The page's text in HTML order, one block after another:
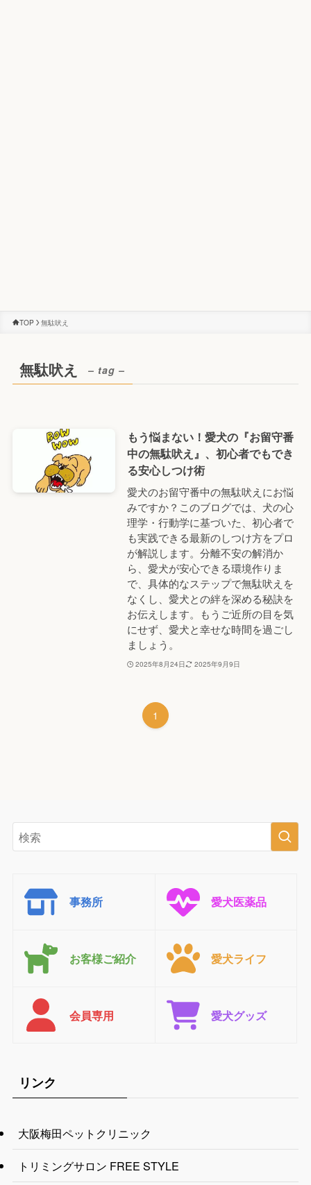
TOP 無駄吠え
無駄吠え – tag –
もう悩まない！愛犬の『お留守番
中の無駄吠え』、初心者でもでき
る安心しつけ術
愛犬のお留守番中の無駄吠えにお悩
みですか？このブログでは、犬の心
理学・行動学に基づいた、初心者で
も実践できる最新のしつけ方をプロ
が解説します。分離不安の解消か
ら、愛犬が安心できる環境作りま
で、具体的なステップで無駄吠えを
なくし、愛犬との絆を深める秘訣を
お伝えします。もうご近所の目を気
にせず、愛犬と幸せな時間を過ごし
ましょう。
2025年8月24日 2025年9月9日
1
事務所 愛犬医薬品
お客様ご紹介 愛犬ライフ
会員専用 愛犬グッズ
リンク
大阪梅田ペットクリニック
トリミングサロン FREE STYLE